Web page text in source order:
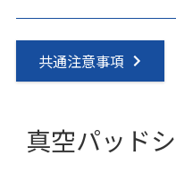
共通注意事項
真空パッド